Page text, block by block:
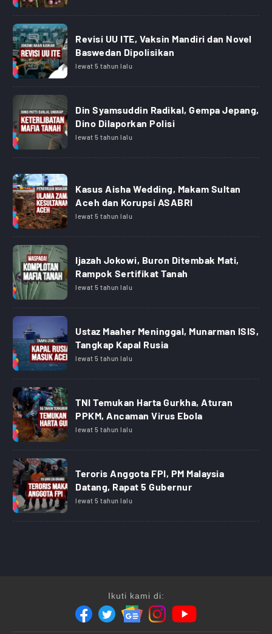
Revisi UU ITE, Vaksin Mandiri dan Novel
Baswedan Dipolisikan
lewat 5 tahun lalu
Din Syamsuddin Radikal, Gempa Jepang,
Dino Dilaporkan Polisi
lewat 5 tahun lalu
Kasus Aisha Wedding, Makam Sultan
Aceh dan Korupsi ASABRI
lewat 5 tahun lalu
Ijazah Jokowi, Buron Ditembak Mati,
Rampok Sertifikat Tanah
lewat 5 tahun lalu
Ustaz Maaher Meninggal, Munarman ISIS,
Tangkap Kapal Rusia
lewat 5 tahun lalu
TNI Temukan Harta Gurkha, Aturan
PPKM, Ancaman Virus Ebola
lewat 5 tahun lalu
Teroris Anggota FPI, PM Malaysia
Datang, Rapat 5 Gubernur
lewat 5 tahun lalu
Ikuti kami di: